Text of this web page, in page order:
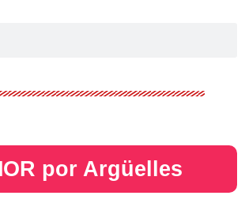
por Argüelles​